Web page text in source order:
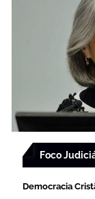
Foco
Democracia